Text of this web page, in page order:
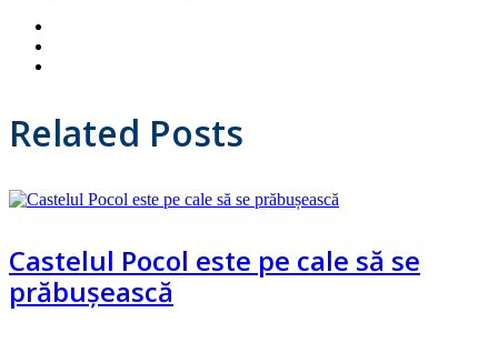
Related Posts
Castelul Pocol este pe cale să se
prăbușească